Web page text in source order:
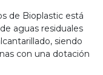
de Bioplastic está
aguas residuales
siendo
con una dotación